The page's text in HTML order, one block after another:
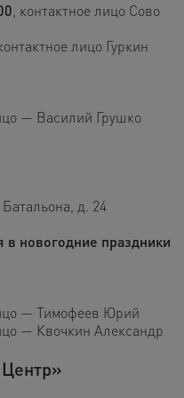
, контактное лицо Сово
контактное лицо Гуркин
— Василий Грушко
д. 24
новогодние праздники
— Тимофеев Юрий
— Квочкин Александр